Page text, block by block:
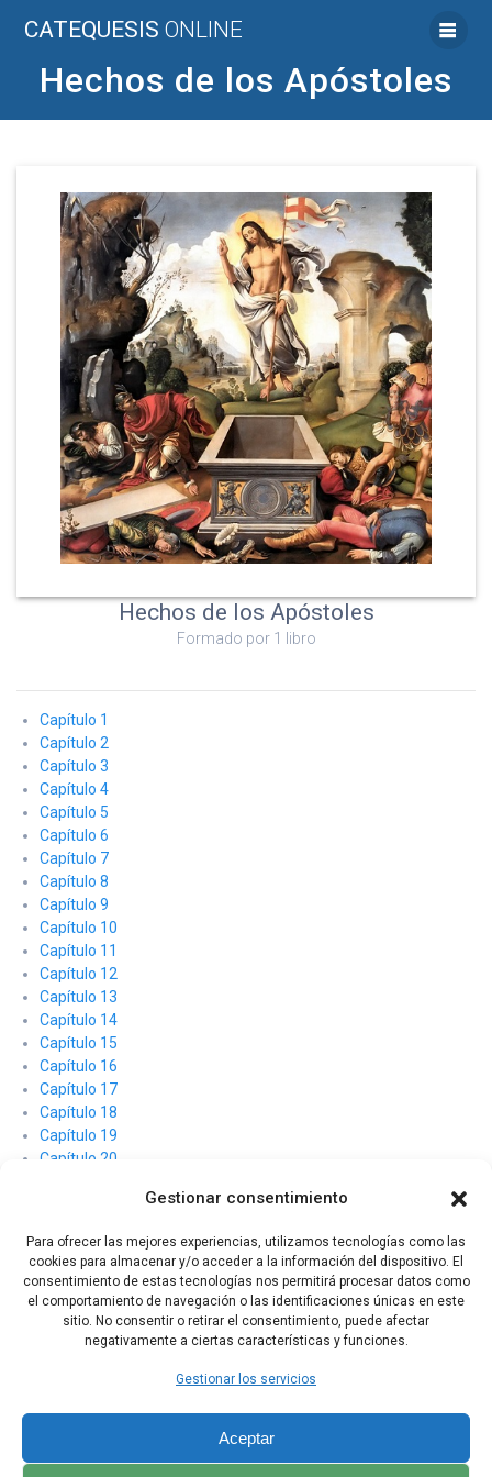
Gestionar consentimiento
Para ofrecer las mejores experiencias, utilizamos tecnologías como las
cookies para almacenar y/o acceder a la información del dispositivo. El
consentimiento de estas tecnologías nos permitirá procesar datos como
el comportamiento de navegación o las identificaciones únicas en este
sitio. No consentir o retirar el consentimiento, puede afectar
negativamente a ciertas características y funciones.
Gestionar los servicios
Aceptar
CATEQUESIS ONLINE
Hechos de los Apóstoles
Hechos de los Apóstoles
Formado por 1 libro
Capítulo 1
Capítulo 2
Capítulo 3
Capítulo 4
Capítulo 5
Capítulo 6
Capítulo 7
Capítulo 8
Capítulo 9
Capítulo 10
Capítulo 11
Capítulo 12
Capítulo 13
Capítulo 14
Capítulo 15
Capítulo 16
Capítulo 17
Capítulo 18
Capítulo 19
Capítulo 20
Capítulo 24
Capítulo 25
Capítulo 26
Capítulo 27
Capítulo 28